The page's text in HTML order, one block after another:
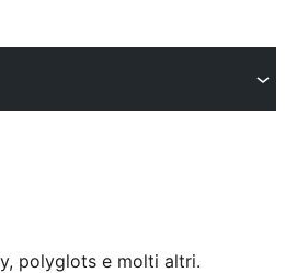
polyglots e molti altri.